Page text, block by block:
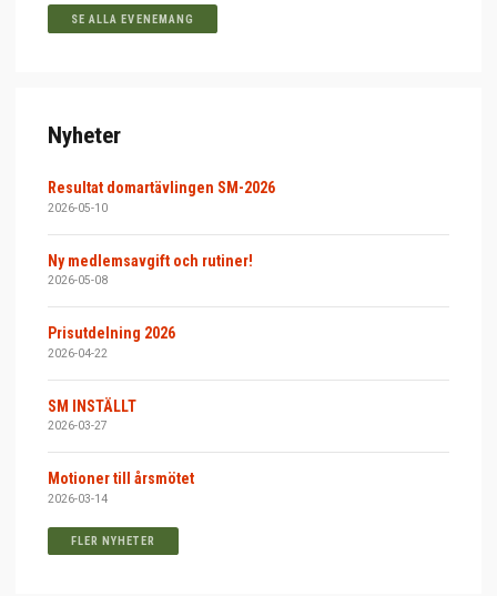
SE ALLA EVENEMANG
Nyheter
Resultat domartävlingen SM-2026
2026-05-10
Ny medlemsavgift och rutiner!
2026-05-08
Prisutdelning 2026
2026-04-22
SM INSTÄLLT
2026-03-27
Motioner till årsmötet
2026-03-14
FLER NYHETER